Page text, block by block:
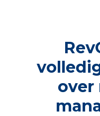
over